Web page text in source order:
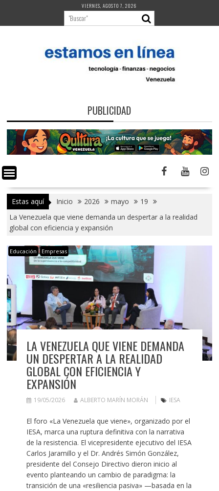
contenido
VIERNES, AGOSTO 7, 2026
PUBLICIDAD
Estas aquí Inicio 2026 mayo
19
La Venezuela que viene demanda un despertar a la realidad
global con eficiencia y expansión
Educación Empresas
LA VENEZUELA QUE VIENE DEMANDA
UN DESPERTAR A LA REALIDAD
GLOBAL CON EFICIENCIA Y
EXPANSIÓN
19/05/2026 ALBERTO MARÍN MORÁN IESA
El foro «La Venezuela que viene», organizado por el
IESA, marca una ruptura definitiva con la narrativa
de la resistencia. El vicepresidente ejecutivo del IESA
Carlos Jaramillo y el Dr. Andrés Simón González,
presidente del Consejo Directivo dieron inicio al
evento planteando un cambio de paradigma: la
transición de una «resiliencia pasiva» —basada en la